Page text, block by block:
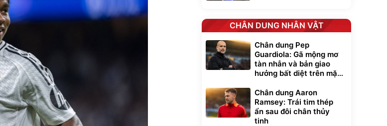
CHÂN DUNG NHÂN VẬT
Chân dung Pep
Guardiola: Gã mộng mơ
tàn nhẫn và bản giao
hưởng bất diệt trên mặt
Chân dung Aaron
Ramsey: Trái tim thép
ẩn sau đôi chân thủy
tinh